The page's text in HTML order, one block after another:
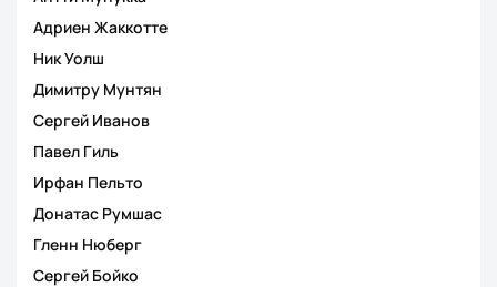
Адриен Жаккотте
Ник Уолш
Димитру Мунтян
Сергей Иванов
Павел Гиль
Ирфан Пельто
Донатас Румшас
Гленн Нюберг
Сергей Бойко